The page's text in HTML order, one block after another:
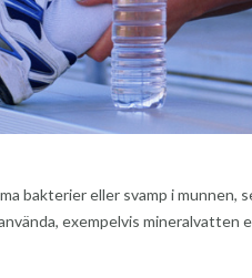
bakterier eller svamp i
exempelvis